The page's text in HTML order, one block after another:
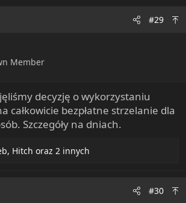
#29
Member
decyzję o wykorzystaniu
całkowicie bezpłatne strzelanie dla
Szczegóły na dniach.
, Hitch oraz 2 innych
#30